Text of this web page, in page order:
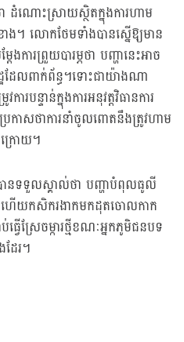
ា ដំណោះស្រាយស្ថិតក្នុងការហាម
។ លោកថែមទាំងបានស្នើឱ្យមាន
តែងការព្រួយបារម្ភថា បញ្ហានេះអាច
ឋដែលពាក់ព័ន្ធ។ទោះជាយ៉ាងណា
បន្ទាន់ក្នុងការអនុវត្តវិធានការ
កាសថាការនាំចូលពោតនឹងត្រូវហាម
ក្រោយ។
បានទទួលស្គាល់ថា បញ្ហាបំពុលធូលី
ហើយកសិករងាកមកដុតចោលកាក
ស្រែចម្ការថ្មីខណៈអ្នកភូមិជនបទ
ដែរ។